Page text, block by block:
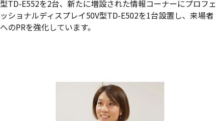
型TD-E552を2台、新たに増設された情報コーナーにプロフェ
ッショナルディスプレイ50V型TD-E502を1台設置し、来場者
へのPRを強化しています。